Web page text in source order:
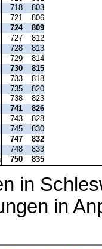
718
803
721
806
724
809
727
812
728
813
729
814
730
815
733
818
735
820
738
823
741
826
743
828
745
830
747
832
748
833
750 835
in
in